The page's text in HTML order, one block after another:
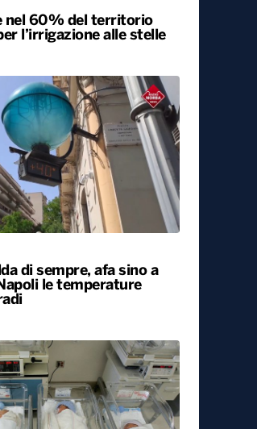
nel 60% del territorio
l’irrigazione alle stelle
di sempre, afa sino a
le temperature